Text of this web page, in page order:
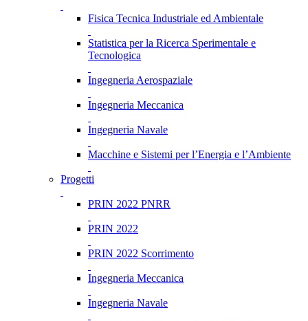
Fisica Tecnica Industriale ed Ambientale
Statistica per la Ricerca Sperimentale e
Tecnologica
Ingegneria Aerospaziale
Ingegneria Meccanica
Ingegneria Navale
Macchine e Sistemi per l’Energia e l’Ambiente
Progetti
PRIN 2022 PNRR
PRIN 2022
PRIN 2022 Scorrimento
Ingegneria Meccanica
Ingegneria Navale